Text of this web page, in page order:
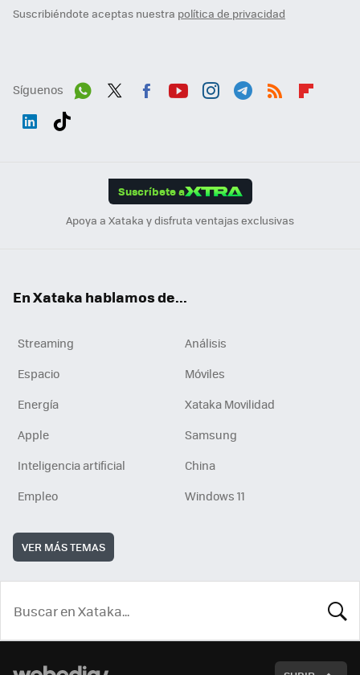
Suscribiéndote aceptas nuestra política de privacidad
Síguenos
Suscríbete a
Apoya a Xataka y disfruta ventajas exclusivas
En Xataka hablamos de...
Streaming
Análisis
Espacio
Móviles
Energía
Xataka Movilidad
Apple
Samsung
Inteligencia artificial
China
Empleo
Windows 11
VER MÁS TEMAS